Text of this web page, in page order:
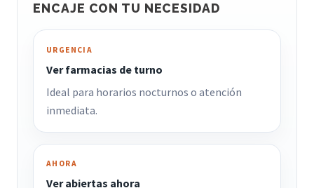
ENCAJE CON TU NECESIDAD
URGENCIA
Ver farmacias de turno
Ideal para horarios nocturnos o atención
inmediata.
AHORA
Ver abiertas ahora